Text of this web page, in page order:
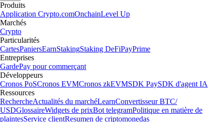
Produits
Application Crypto.comOnchainLevel Up
Marchés
Crypto
Particularités
CartesPaniersEarnStakingStaking DeFiPayPrime
Entreprises
GardePay pour commerçant
Développeurs
Cronos PoSCronos EVMCronos zkEVMSDK PaySDK d'agent IA
Ressources
RechercheActualités du marchéLearnConvertisseur BTC/
USDGlossaireWidgets de prixBot telegramPolitique en matière de
plaintesService clientResumen de criptomonedas